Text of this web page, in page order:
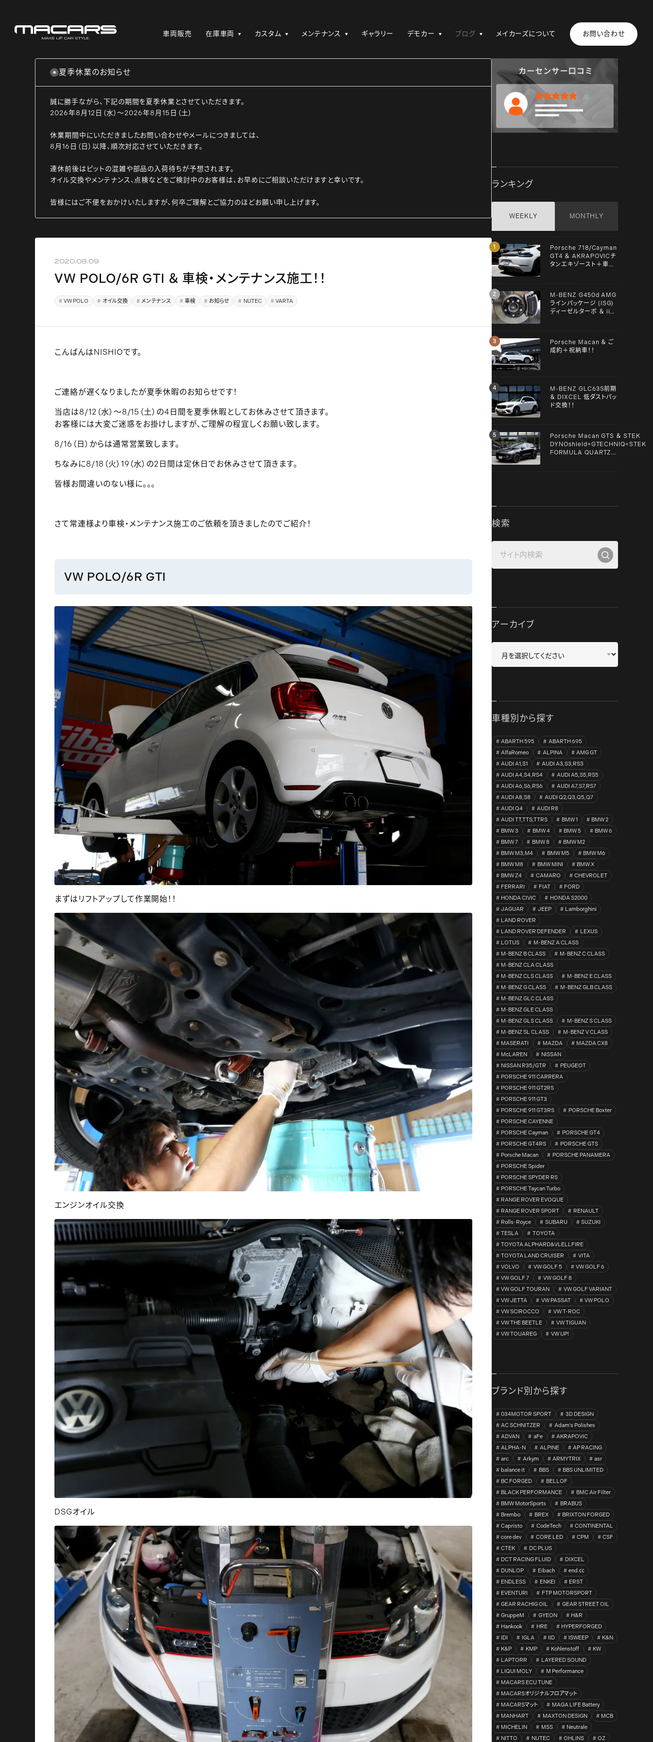
車両販売 在庫車両 カスタム メンテナンス ギャラリー デモカー ブログ メイカーズについて お問い合わせ
夏季休業のお知らせ
誠に勝手ながら、下記の期間を夏季休業とさせていただきます。
2026年8月12日（水）～2026年8月15日（土）
休業期間中にいただきましたお問い合わせやメールにつきましては、
8月16日（日）以降、順次対応させていただきます。
連休前後はピットの混雑や部品の入荷待ちが予想されます。
オイル交換やメンテナンス、点検などをご検討中のお客様は、お早めにご相談いただけますと幸いです。
皆様にはご不便をおかけいたしますが、何卒ご理解とご協力のほどお願い申し上げます。
2020.08.09
VW POLO/6R GTI ＆ 車検・メンテナンス施工！！
VW POLO オイル交換 メンテナンス 車検 お知らせ NUTEC VARTA
こんばんはNISHIOです。
ご連絡が遅くなりましたが夏季休暇のお知らせです！
当店は8/12（水）～8/15（土）の4日間を夏季休暇としてお休みさせて頂きます。
お客様には大変ご迷惑をお掛けしますが、ご理解の程宜しくお願い致します。
8/16（日）からは通常営業致します。
ちなみに8/18（火）19（水）の2日間は定休日でお休みさせて頂きます。
皆様お間違いのない様に。。。
さて常連様より車検・メンテナンス施工のご依頼を頂きましたのでご紹介！
VW POLO/6R GTI
まずはリフトアップして作業開始！！
エンジンオイル交換
DSGオイル
ランキング
WEEKLY MONTHLY
Porsche 718/Cayman
GT4 ＆ AKRAPOVICチ
タンエキゾースト＋車検
M-BENZ G450d AMG
ラインパッケージ (ISG)
ディーゼルターボ ＆ iiD
Porsche Macan ＆ ご
成約＋祝納車！！
M-BENZ GLC63S前期
＆ DIXCEL 低ダストパッ
ド交換！！
Porsche Macan GTS ＆ STEK
DYNOshield+GTECHNIQ+STEK
FORMULA QUARTZ
検索
アーカイブ
車種別から探す
ABARTH 595
ABARTH 695
AlfaRomeo
ALPINA
AMG GT
AUDI A1,S1
AUDI A3,S3,RS3
AUDI A4,S4,RS4
AUDI A5,S5,RS5
AUDI A6,S6,RS6
AUDI A7,S7,RS7
AUDI A8,S8
AUDI Q2,Q3,Q5,Q7
AUDI Q4
AUDI R8
AUDI TT,TTS,TTRS
BMW 1
BMW 2
BMW 3
BMW 4 BMW 5
BMW 6
BMW 7
BMW 8
BMW M2
BMW M3,M4
BMW M5
BMW M6
BMW M8
BMW MINI
BMW X
BMW Z4
CAMARO
CHEVROLET
FERRARI
FIAT
FORD
HONDA CIVIC
HONDA S2000
JAGUAR
JEEP
Lamborghini
LAND ROVER
LAND ROVER DEFENDER
LEXUS
LOTUS
M-BENZ A CLASS
M-BENZ B CLASS
M-BENZ C CLASS
M-BENZ CLA CLASS
M-BENZ CLS CLASS
M-BENZ E CLASS
M-BENZ G CLASS
M-BENZ GLB CLASS
M-BENZ GLC CLASS
M-BENZ GLE CLASS
M-BENZ GLS CLASS
M-BENZ S CLASS
M-BENZ SL CLASS
M-BENZ V CLASS
MASERATI
MAZDA
MAZDA CX8
McLAREN
NISSAN
NISSAN R35/GTR
PEUGEOT
PORSCHE 911 CARRERA
PORSCHE 911 GT2RS
PORSCHE 911 GT3
PORSCHE 911 GT3RS
PORSCHE Boxter
PORSCHE CAYENNE
PORSCHE Cayman
PORSCHE GT4
PORSCHE GT4RS
PORSCHE GTS
Porsche Macan
PORSCHE PANAMERA
PORSCHE Spider
PORSCHE SPYDER RS
PORSCHE Taycan Turbo
RANGE ROVER EVOQUE
RANGE ROVER SPORT
RENAULT
Rolls-Royce
SUBARU
SUZUKI
TESLA
TOYOTA
TOYOTA ALPHARD&VLELLFIRE
TOYOTA LAND CRUISER
VITA
VOLVO
VW GOLF 5
VW GOLF 6
VW GOLF 7
VW GOLF 8
VW GOLF TOURAN
VW GOLF VARIANT
VW JETTA
VW PASSAT
VW POLO
VW SCIROCCO
VW T-ROC
VW THE BEETLE
VW TIGUAN
VW TOUAREG
VW UP!
ブランド別から探す
034MOTOR SPORT
3D DESIGN
AC SCHNITZER
Adam's Polishes
ADVAN
aFe
AKRAPOVIC
ALPHA-N
ALPINE
AP RACING
arc
Arkym ARMYTRIX
asr
balance it
BBS
BBS UNLIMITED
BC FORGED
BELLOF
BLACK PERFORMANCE
BMC Air Filter
BMW MotorSports
BRABUS
Brembo
BREX
BRIXTON FORGED
Capristo
CodeTech
CONTINENTAL
core dev
CORE LED CPM
CSF
CTEK
DC PLUS
DCT RACING FLUID
DIXCEL
DUNLOP
Eibach
end.㏄
ENDLESS
ENKEI
ERST
EVENTURI
FTP MOTORSPORT
GEAR RACHIG OIL
GEAR STREET OIL
GruppeM
GYEON
H&R
Hankook
HRE
HYPERFORGED
IDI
IGLA IID ISWEEP
K&N
K&P
KMP Kohlenstoff
KW
LAPTORR
LAYERED SOUND
LIQUI MOLY
M Performance
MACARS ECU TUNE
MACARSオリジナルフロアマット
MACARSマット
MAGA LIFE Battery
MANHART
MAXTON DESIGN
MCB
MICHELIN
MSS
Neutrale
NITTO
NUTEC OHLINS OZ